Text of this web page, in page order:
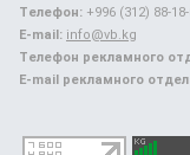
Телефон: +996 (312) 88-
E-mail: info@vb.kg
Телефон рекламного
E-mail рекламного